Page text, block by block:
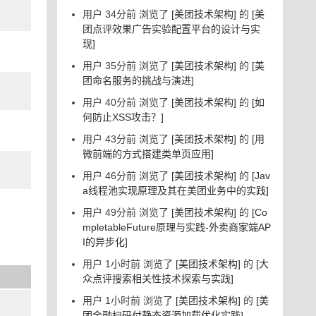
用户 34分前 浏览了 [美团技术架构] 的 [美
团点评效果广告实验配置平台的设计与实
现]
用户 35分前 浏览了 [美团技术架构] 的 [美
团命名服务的挑战与演进]
用户 40分前 浏览了 [美团技术架构] 的 [如
何防止XSS攻击？]
用户 43分前 浏览了 [美团技术架构] 的 [用
微前端的方式搭建类单页应用]
用户 46分前 浏览了 [美团技术架构] 的 [Jav
a线程池实现原理及其在美团业务中的实践]
用户 49分前 浏览了 [美团技术架构] 的 [Co
mpletableFuture原理与实践-外卖商家端AP
I的异步化]
用户 1小时前 浏览了 [美团技术架构] 的 [大
众点评搜索相关性技术探索与实践]
用户 1小时前 浏览了 [美团技术架构] 的 [美